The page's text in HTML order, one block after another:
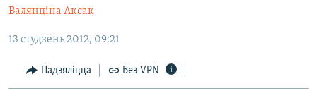
да
навігацыі
Перайсьці
ПАЛІТЫКА
ЭКАНОМІКА
ВАЙНА
ГІСТОРЫЯ НА СВАБОДЗЕ
ПАДКАСТЫ
КНІГІ
ПАДЗЯЛІЦЦА ІНФАРМАЦЫЯЙ
ПАДКАСТЫ
FACEBOOK
Валянціна Аксак
13 студзень 2012, 09:21
Падзяліцца Без VPN